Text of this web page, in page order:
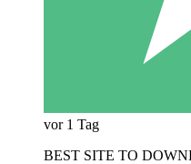
vor 1 Tag
BEST SITE TO